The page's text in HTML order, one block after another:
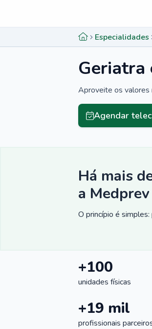
Especialidades
Geriatra
Aproveite os valores
Agendar
Há mais
a
O princípio é
+100
unidades físicas
+19 mil
profissionais